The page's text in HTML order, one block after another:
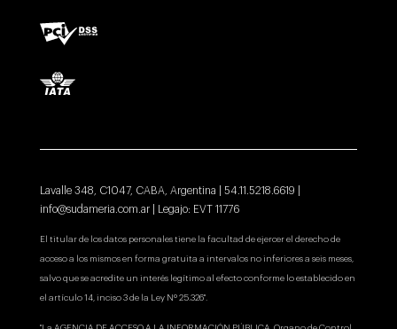
Lavalle 348, C1047, CABA, Argentina | 54.11.5218.6619 |
info@sudameria.com.ar| Legajo: EVT 11776
El titular de los datos personales tiene la facultad de ejercer el derecho de
acceso a los mismos en forma gratuita a intervalos no inferiores a seis meses,
salvo que se acredite un interés legítimo al efecto conforme lo establecido en
el artículo 14, inciso 3 de la Ley Nº 25.326".